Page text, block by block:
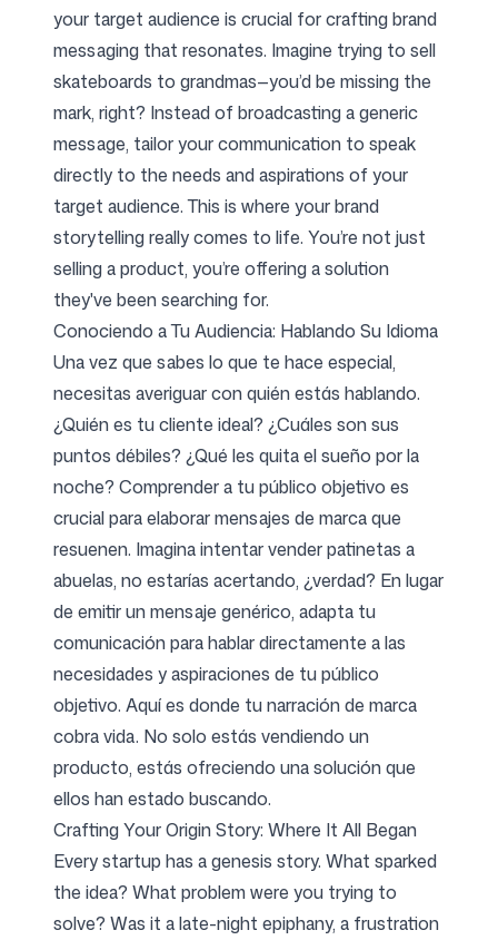
your target audience is crucial for crafting brand
messaging that resonates. Imagine trying to sell
skateboards to grandmas—you’d be missing the
mark, right? Instead of broadcasting a generic
message, tailor your communication to speak
directly to the needs and aspirations of your
target audience. This is where your brand
storytelling really comes to life. You’re not just
selling a product, you’re offering a solution
they've been searching for.
Conociendo a Tu Audiencia: Hablando Su Idioma
Una vez que sabes lo que te hace especial,
necesitas averiguar con quién estás hablando.
¿Quién es tu cliente ideal? ¿Cuáles son sus
puntos débiles? ¿Qué les quita el sueño por la
noche? Comprender a tu público objetivo es
crucial para elaborar mensajes de marca que
resuenen. Imagina intentar vender patinetas a
abuelas, no estarías acertando, ¿verdad? En lugar
de emitir un mensaje genérico, adapta tu
comunicación para hablar directamente a las
necesidades y aspiraciones de tu público
objetivo. Aquí es donde tu narración de marca
cobra vida. No solo estás vendiendo un
producto, estás ofreciendo una solución que
ellos han estado buscando.
Crafting Your Origin Story: Where It All Began
Every startup has a genesis story. What sparked
the idea? What problem were you trying to
solve? Was it a late-night epiphany, a frustration